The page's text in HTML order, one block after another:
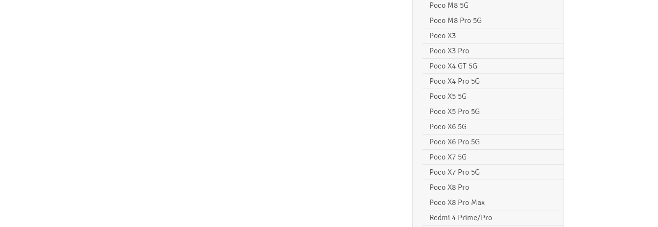
Poco M8 5G
Poco M8 Pro 5G
Poco X3
Poco X3 Pro
Poco X4 GT 5G
Poco X4 Pro 5G
Poco X5 5G
Poco X5 Pro 5G
Poco X6 5G
Poco X6 Pro 5G
Poco X7 5G
Poco X7 Pro 5G
Poco X8 Pro
Poco X8 Pro Max
Redmi 4 Prime/Pro